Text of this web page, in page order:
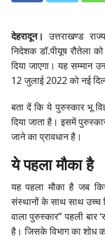
देहरादून। उत्तराखण्ड
निदेशक डॉ.पीयूष रौतेला को
दिया जाएगा। यह सम्मान
12 जुलाई 2022 को नई
बता दें कि ये पुरुस्कार भू
दिया जाता है। इसमें
जाने का प्रावधान है।
ये पहला मौका है
यह पहला मौका है जब
संस्थानों के साथ साथ उच्च
वाला पुरुस्कार” पहली बार
है। जिसके विभाग का शोध